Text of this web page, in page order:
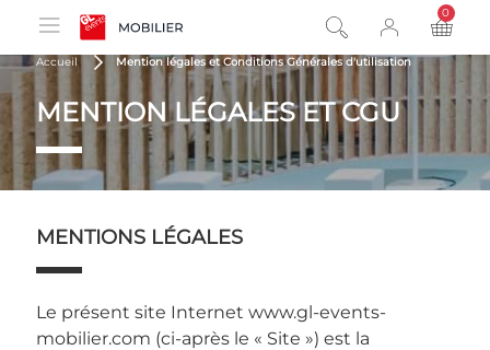
0
Accueil Mention légales et Conditions Générales d'utilisation
MENTION LÉGALES ET CGU
MENTIONS LÉGALES
Le présent site Internet www.gl-events-
mobilier.com (ci-après le « Site ») est la